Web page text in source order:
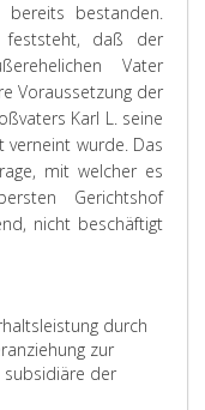
bereits bestanden.
feststeht, daß der
Vater
Voraussetzung der
Karl L. seine
verneint wurde. Das
mit welcher es
Gerichtshof
nicht beschäftigt
durch
zur
subsidiäre der